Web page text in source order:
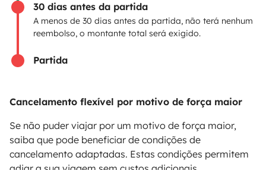
30 dias antes da partida
A menos de 30 dias antes da partida, não terá nenhum
reembolso, o montante total será exigido.
Partida
Cancelamento flexível por motivo de força maior
Se não puder viajar por um motivo de força maior,
saiba que pode beneficiar de condições de
cancelamento adaptadas. Estas condições permitem
Ajuda proprietário
Pagamento em prestações
Descarregar na
Disponível na